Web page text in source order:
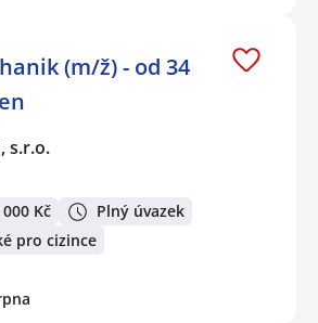
(m/ž) - od 34
s.r.o.
Kč
Plný úvazek
pro cizince